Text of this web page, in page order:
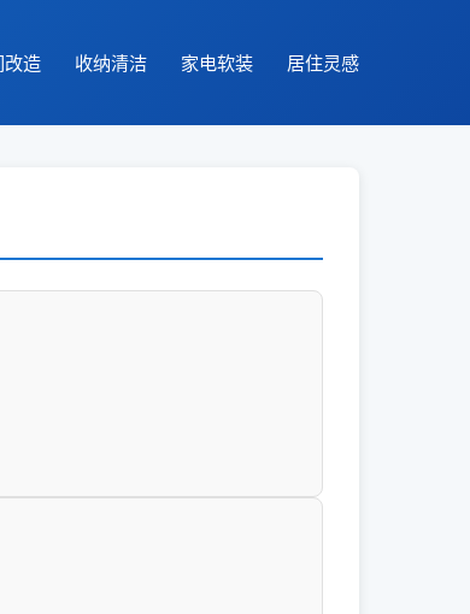
改造 收纳清洁 家电软装 居住灵感